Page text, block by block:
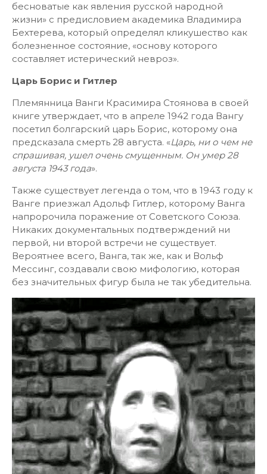
бесноватые как явления русской народной
жизни» с предисловием академика Владимира
Бехтерева, который определял кликушество как
болезненное состояние, «основу которого
составляет истерический невроз».
Царь Борис и Гитлер
Племянница Ванги Красимира Стоянова в своей
книге утверждает, что в апреле 1942 года Вангу
посетил болгарский царь Борис, которому она
предсказала смерть 28 августа. «Царь, ни о чем не
спрашивая, ушел очень смущенным. Он умер 28
августа 1943 года».
Также существует легенда о том, что в 1943 году к
Ванге приезжал Адольф Гитлер, которому Ванга
напророчила поражение от Советского Союза.
Никаких документальных подтверждений ни
первой, ни второй встречи не существует.
Вероятнее всего, Ванга, так же, как и Вольф
Мессинг, создавали свою мифологию, которая
без значительных фигур была не так убедительна.